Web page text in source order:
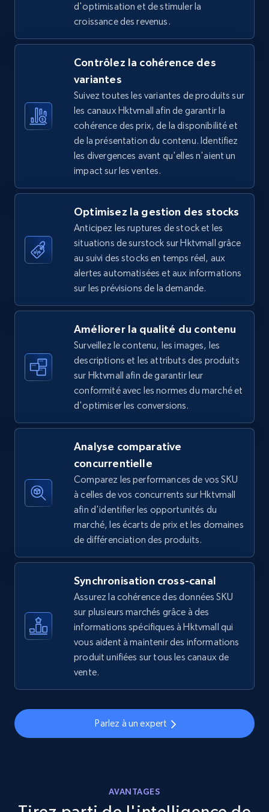
667+ Commencer
TikTok Shop - Collect TikTok shop products
by keywords search
URL, Title, Available, Description, Currency, Initial
price, Final price, Discount percent, and more.
TikTok Shop - discover records by shop url
URL, Title, Available, Description, Currency, Initial
price, Final price, Discount percent, and more.
667+ Commencer
Amazon sellers info
Seller id, URL, Seller name, Description, Detailed
info, Stars, Feedbacks, Return policy, and more.
378+ Commencer
URL, Product id, Title, Seller name, Seller rating,
Seller reviews, Breadcrumbs, Root category, and
Commencer
eBay - Gather data on products using
specified keywords
URL, Product id, Title, Seller name, Seller rating,
Seller reviews, Breadcrumbs, Root category, and
Seller reviews, Breadcrumbs, Root category, and
more.
d'optimisation et de stimuler la
croissance des revenus.
Contrôlez la cohérence des
variantes
Suivez toutes les variantes de produits sur
les canaux Hktvmall afin de garantir la
cohérence des prix, de la disponibilité et
de la présentation du contenu. Identifiez
les divergences avant qu'elles n'aient un
impact sur les ventes.
Optimisez la gestion des stocks
Anticipez les ruptures de stock et les
situations de surstock sur Hktvmall grâce
au suivi des stocks en temps réel, aux
alertes automatisées et aux informations
sur les prévisions de la demande.
Améliorer la qualité du contenu
Surveillez le contenu, les images, les
descriptions et les attributs des produits
sur Hktvmall afin de garantir leur
conformité avec les normes du marché et
d'optimiser les conversions.
Analyse comparative
concurrentielle
Comparez les performances de vos SKU
à celles de vos concurrents sur Hktvmall
afin d'identifier les opportunités du
marché, les écarts de prix et les domaines
de différenciation des produits.
Synchronisation cross-canal
Assurez la cohérence des données SKU
sur plusieurs marchés grâce à des
informations spécifiques à Hktvmall qui
vous aident à maintenir des informations
produit unifiées sur tous les canaux de
vente.
Parlez à un expert
AVANTAGES